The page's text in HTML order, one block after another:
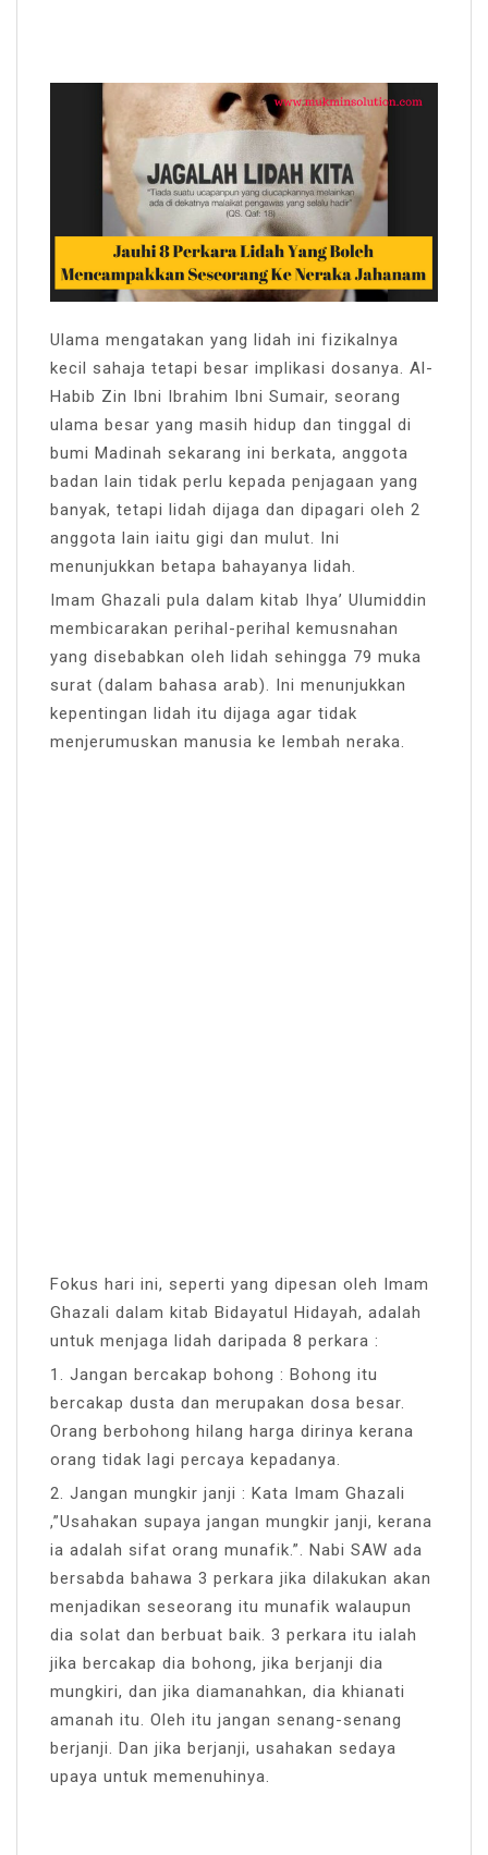
Ulama mengatakan yang lidah ini fizikalnya
kecil sahaja tetapi besar implikasi dosanya. Al-
Habib Zin Ibni Ibrahim Ibni Sumair, seorang
ulama besar yang masih hidup dan tinggal di
bumi Madinah sekarang ini berkata, anggota
badan lain tidak perlu kepada penjagaan yang
banyak, tetapi lidah dijaga dan dipagari oleh 2
anggota lain iaitu gigi dan mulut. Ini
menunjukkan betapa bahayanya lidah.
Imam Ghazali pula dalam kitab Ihya’ Ulumiddin
membicarakan perihal-perihal kemusnahan
yang disebabkan oleh lidah sehingga 79 muka
surat (dalam bahasa arab). Ini menunjukkan
kepentingan lidah itu dijaga agar tidak
menjerumuskan manusia ke lembah neraka.
Fokus hari ini, seperti yang dipesan oleh Imam
Ghazali dalam kitab Bidayatul Hidayah, adalah
untuk menjaga lidah daripada 8 perkara :
1. Jangan bercakap bohong : Bohong itu
bercakap dusta dan merupakan dosa besar.
Orang berbohong hilang harga dirinya kerana
orang tidak lagi percaya kepadanya.
2. Jangan mungkir janji : Kata Imam Ghazali
,”Usahakan supaya jangan mungkir janji, kerana
ia adalah sifat orang munafik.”. Nabi SAW ada
bersabda bahawa 3 perkara jika dilakukan akan
menjadikan seseorang itu munafik walaupun
dia solat dan berbuat baik. 3 perkara itu ialah
jika bercakap dia bohong, jika berjanji dia
mungkiri, dan jika diamanahkan, dia khianati
amanah itu. Oleh itu jangan senang-senang
berjanji. Dan jika berjanji, usahakan sedaya
upaya untuk memenuhinya.